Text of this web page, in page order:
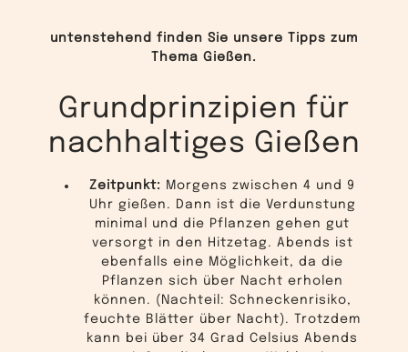
untenstehend finden Sie unsere Tipps zum
Thema Gießen.
Grundprinzipien für
nachhaltiges Gießen
Zeitpunkt:
Morgens zwischen 4 und 9
Uhr gießen. Dann ist die Verdunstung
minimal und die Pflanzen gehen gut
versorgt in den Hitzetag. Abends ist
ebenfalls eine Möglichkeit, da die
Pflanzen sich über Nacht erholen
können. (Nachteil: Schneckenrisiko,
feuchte Blätter über Nacht). Trotzdem
kann bei über 34 Grad Celsius Abends